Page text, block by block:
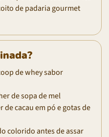
de padaria gourmet
de whey sabor
de sopa de mel
de cacau em pó e gotas de
colorido antes de assar